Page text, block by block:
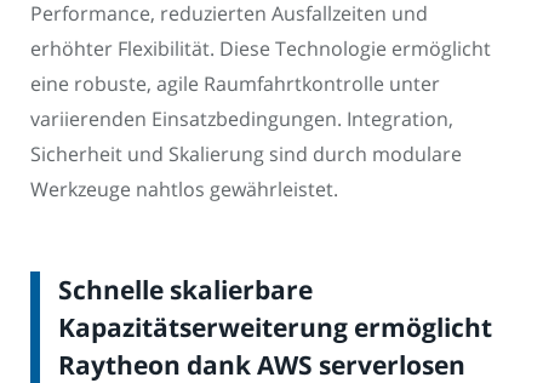
Performance, reduzierten Ausfallzeiten und
erhöhter Flexibilität. Diese Technologie ermöglicht
eine robuste, agile Raumfahrtkontrolle unter
variierenden Einsatzbedingungen. Integration,
Sicherheit und Skalierung sind durch modulare
Werkzeuge nahtlos gewährleistet.
Schnelle skalierbare
Kapazitätserweiterung ermöglicht
Raytheon dank AWS serverlosen